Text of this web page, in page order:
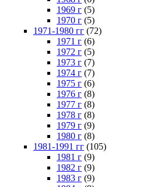
1969 г (5)
1970 г (5)
1971-1980 гг (72)
1971 г (6)
1972 г (5)
1973 г (7)
1974 г (7)
1975 г (6)
1976 г (8)
1977 г (8)
1978 г (8)
1979 г (9)
1980 г (8)
1981-1991 гг (105)
1981 г (9)
1982 г (9)
1983 г (9)